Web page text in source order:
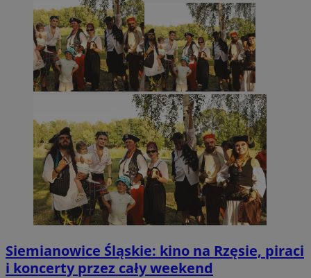
Siemianowice Śląskie: kino na Rzęsie, piraci
i koncerty przez cały weekend